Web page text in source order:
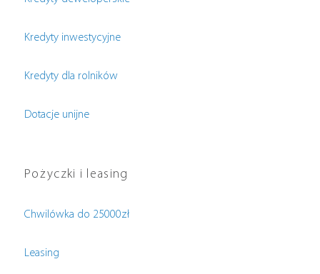
Kredyty inwestycyjne
Kredyty dla rolników
Dotacje unijne
Pożyczki i leasing
Chwilówka do 25000zł
Leasing